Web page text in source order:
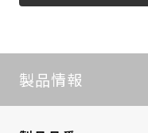
製品情報